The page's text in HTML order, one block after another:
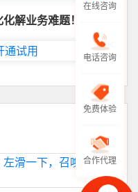
解业务难题！
在线咨询
电话咨询
免费体验
合作代理